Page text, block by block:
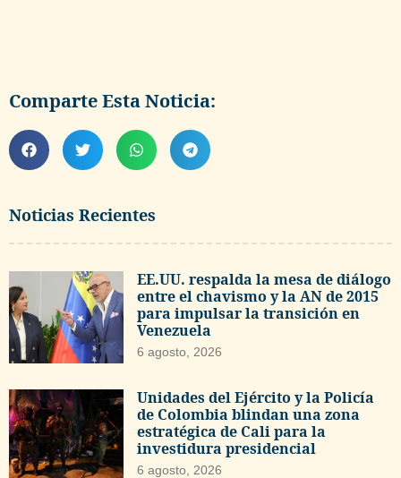
Noticias Recientes
EE.UU. respalda la mesa de diálogo
entre el chavismo y la AN de 2015
para impulsar la transición en
Venezuela
6 agosto, 2026
Unidades del Ejército y la Policía
de Colombia blindan una zona
estratégica de Cali para la
investidura presidencial
6 agosto, 2026
Comparte Esta Noticia: